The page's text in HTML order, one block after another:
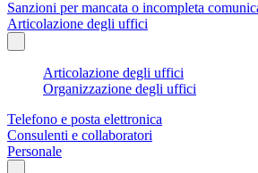
Sanzioni per mancata o incompleta
Articolazione degli uffici
Articolazione degli uffici
Organizzazione degli uffici
Telefono e posta elettronica
Consulenti e collaboratori
Personale